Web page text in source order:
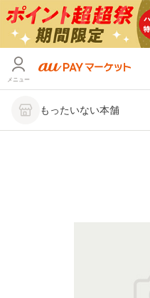
メニュー
もったいない本舗